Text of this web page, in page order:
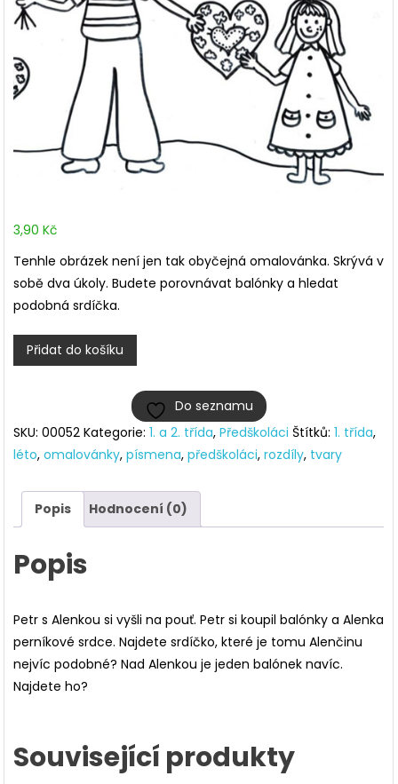
3,90Kč
Tenhle obrázek není jen tak obyčejná omalovánka. Skrývá v
sobě dva úkoly. Budete porovnávat balónky a hledat
podobná srdíčka.
Pouť
–
ještě
něco
množství
Přidat do košíku
Do seznamu
SKU:00052 Kategorie:1. a 2. třída,Předškoláci Štítků:1. třída,
léto,omalovánky,písmena,předškoláci,rozdíly, tvary
Popis Hodnocení (0)
Popis
Petr s Alenkou si vyšli na pouť. Petr si koupil balónky a Alenka
perníkové srdce. Najdete srdíčko, které je tomu Alenčinu
nejvíc podobné? Nad Alenkou je jeden balónek navíc.
Najdete ho?
Související produkty